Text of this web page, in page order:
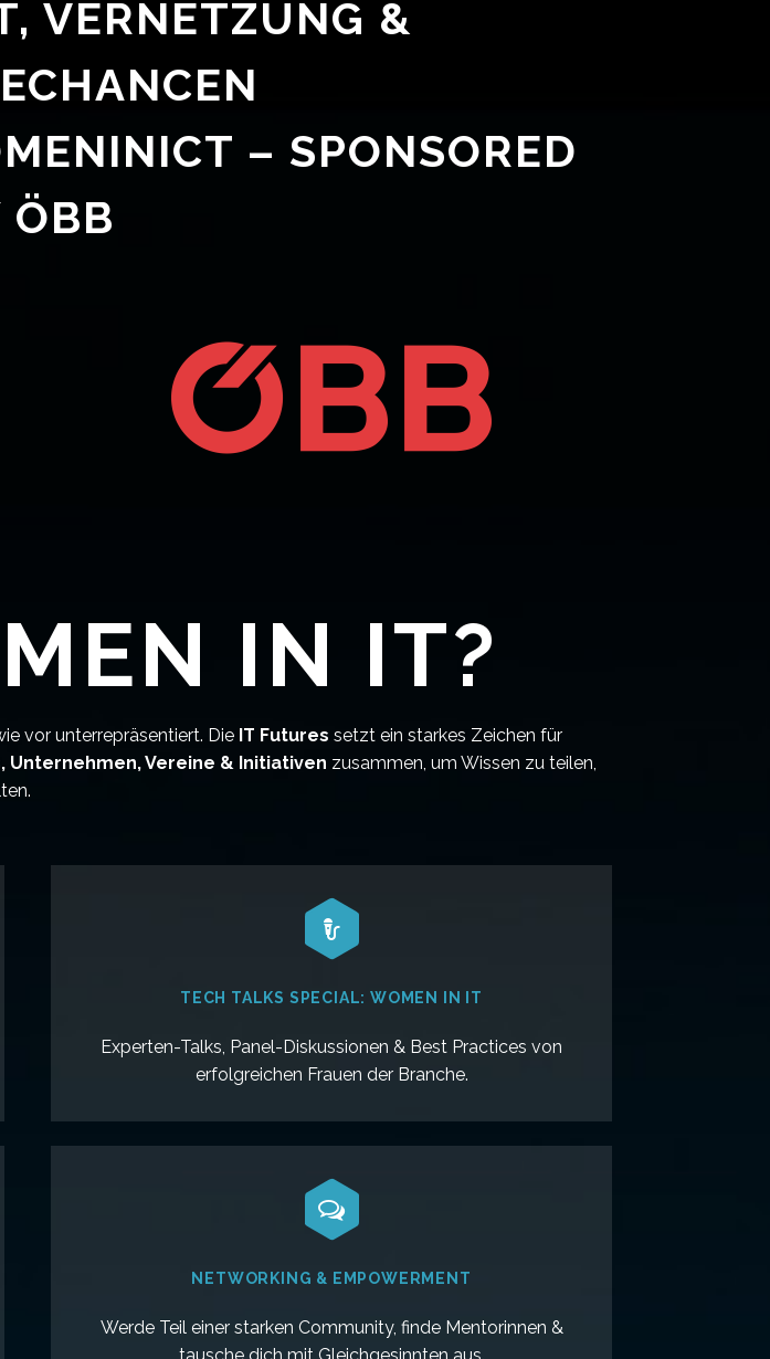
VERNETZUNG &
– SPONSORED
ÖBB
IN IT?
vor unterrepräsentiert. Die IT Futures setzt ein starkes Zeichen für
Unternehmen, Vereine & Initiativen zusammen, um Wissen zu teilen,


TECH TALKS SPECIAL: WOMEN IN IT
Experten-Talks, Panel-Diskussionen & Best Practices von
erfolgreichen Frauen der Branche.


NETWORKING & EMPOWERMENT
Werde Teil einer starken Community, finde Mentorinnen &